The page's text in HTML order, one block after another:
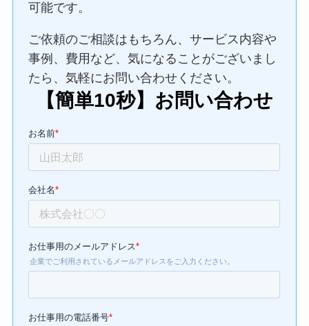
可能です。
ご依頼のご相談はもちろん、サービス内容や
事例、費用など、気になることがございまし
たら、気軽にお問い合わせください。